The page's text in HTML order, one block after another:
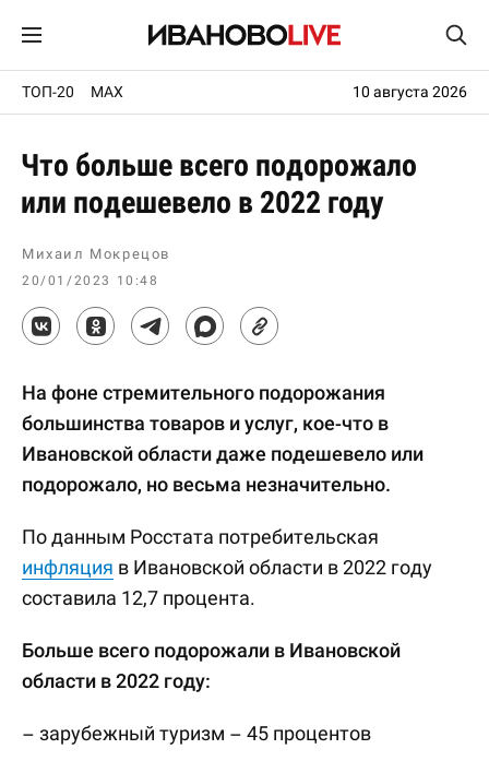
ТОП-20 MAX 10 августа 2026
Что больше всего подорожало
или подешевело в 2022 году
Михаил Мокрецов
20/01/2023 10:48
На фоне стремительного подорожания
большинства товаров и услуг, кое-что в
Ивановской области даже подешевело или
подорожало, но весьма незначительно.
По данным Росстата потребительская
инфляция в Ивановской области в 2022 году
составила 12,7 процента.
Больше всего подорожали в Ивановской
области в 2022 году:
– зарубежный туризм – 45 процентов